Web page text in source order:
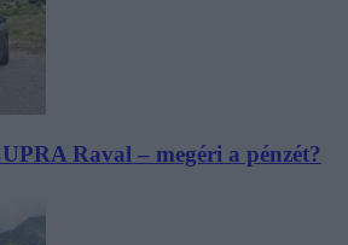
Raval – megéri a pénzét?